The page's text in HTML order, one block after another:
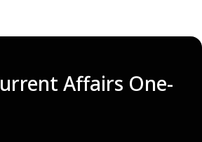
Affairs One-